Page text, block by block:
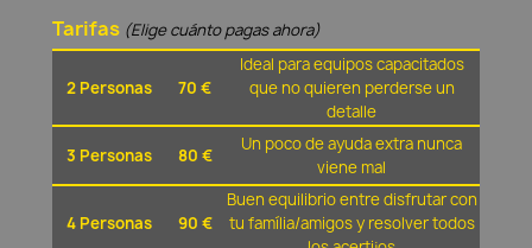
Tarifas (Elige cuánto pagas ahora)
2 Personas 70 €
Ideal para equipos capacitados
que no quieren perderse un
detalle
3 Personas 80 €
Un poco de ayuda extra nunca
viene mal
4 Personas 90 €
Buen equilibrio entre disfrutar con
tu família/amigos y resolver todos